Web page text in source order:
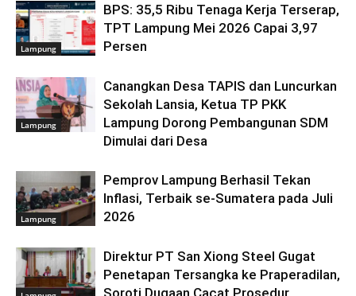
Lampung
BPS: 35,5 Ribu Tenaga Kerja Terserap,
TPT Lampung Mei 2026 Capai 3,97
Persen
Lampung
Canangkan Desa TAPIS dan Luncurkan
Sekolah Lansia, Ketua TP PKK
Lampung Dorong Pembangunan SDM
Dimulai dari Desa
Lampung
Pemprov Lampung Berhasil Tekan
Inflasi, Terbaik se-Sumatera pada Juli
2026
Direktur PT San Xiong Steel Gugat
Penetapan Tersangka ke Praperadilan,
Soroti Dugaan Cacat Prosedur